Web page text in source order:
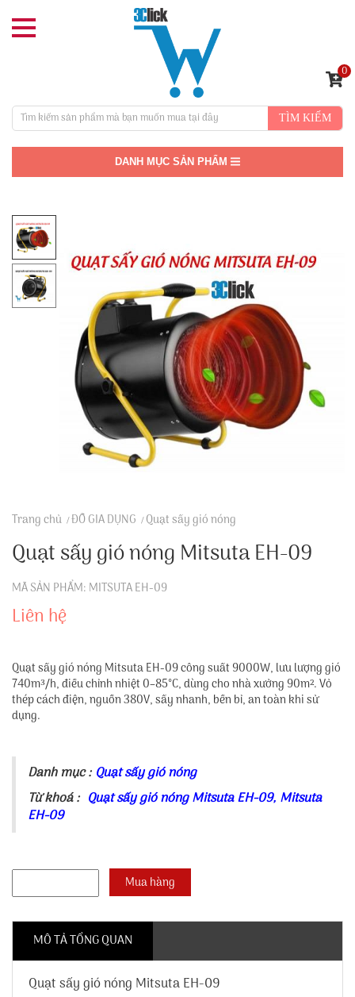
TÌM KIẾM
0
DANH MỤC SẢN PHẨM
Trang chủ ĐỒ GIA DỤNG Quạt sấy gió nóng
Quạt sấy gió nóng Mitsuta EH-09
MÃ SẢN PHẨM: MITSUTA EH-09
Liên hệ
Quạt sấy gió nóng Mitsuta EH-09 công suất 9000W, lưu lượng gió
740m³/h, điều chỉnh nhiệt 0–85°C, dùng cho nhà xưởng 90m². Vỏ
thép cách điện, nguồn 380V, sấy nhanh, bền bỉ, an toàn khi sử
dụng.
Danh mục : Quạt sấy gió nóng
Từ khoá : Quạt sấy gió nóng Mitsuta EH-09, Mitsuta
EH-09
MÔ TẢ TỔNG QUAN
Quạt sấy gió nóng Mitsuta EH-09